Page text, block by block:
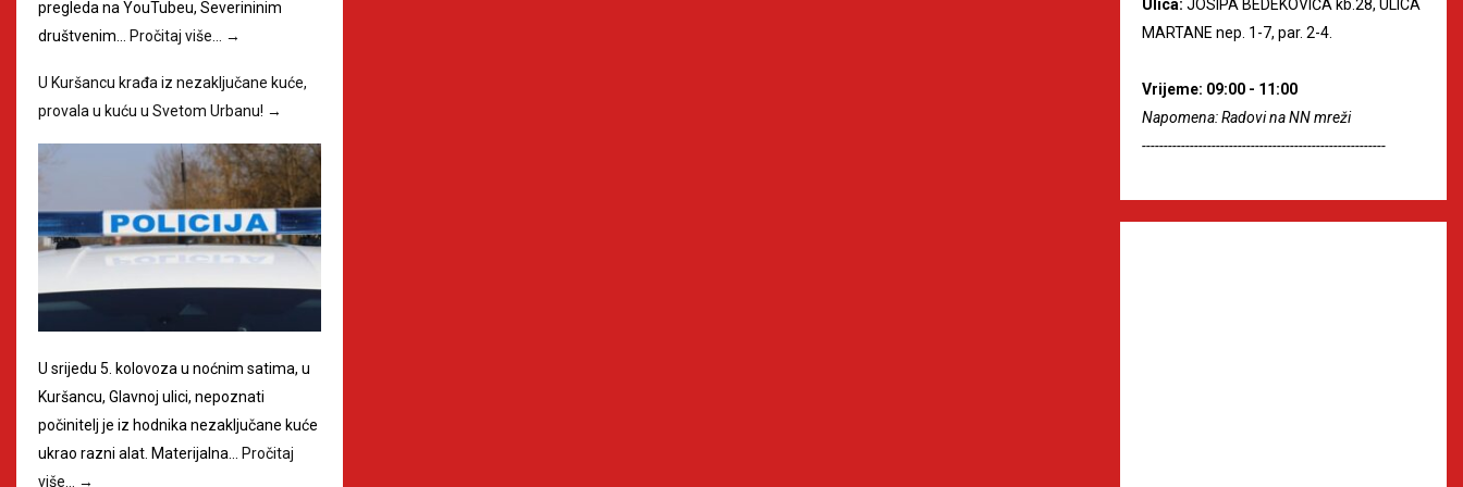
pregleda na YouTubeu, Severininim
društvenim…
Pročitaj više… →
U Kuršancu krađa iz nezaključane kuće,
provala u kuću u Svetom Urbanu! →
U srijedu 5. kolovoza u noćnim satima, u
Kuršancu, Glavnoj ulici, nepoznati
počinitelj je iz hodnika nezaključane kuće
ukrao razni alat. Materijalna…
Pročitaj
više…
→
Ulica: JOSIPA BEDEKOVIĆA kb.28, ULICA
MARTANE nep. 1-7, par. 2-4.
Vrijeme: 09:00 - 11:00
Napomena: Radovi na NN mreži
--------------------------------------------------------